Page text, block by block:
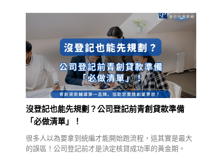
沒登記也能先規劃？公司登記前青創貸款準備
「必做清單」！
很多人以為要拿到統編才能開始跑流程，這其實是最大
的誤區！公司登記前才是決定核貸成功率的黃金期。